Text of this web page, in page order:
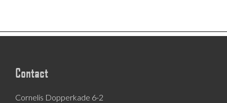
Contact
Cornelis Dopperkade 6-2